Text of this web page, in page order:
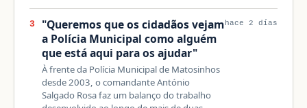
3
"Queremos que os cidadãos vejam
a Polícia Municipal como alguém
que está aqui para os ajudar"
À frente da Polícia Municipal de Matosinhos
desde 2003, o comandante António
Salgado Rosa faz um balanço do trabalho
hace 2 días